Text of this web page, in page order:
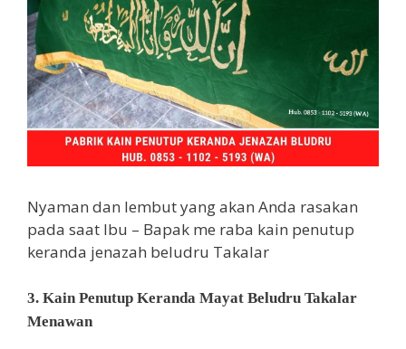
Nyaman dan lembut yang akan Anda rasakan
pada saat Ibu – Bapak me raba kain penutup
keranda jenazah beludru Takalar
3. Kain Penutup Keranda Mayat Beludru Takalar
Menawan